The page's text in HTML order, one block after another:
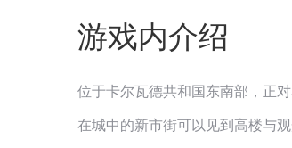
游戏内介绍
位于卡尔瓦德共和国东南部，正
在城中的新市街可以见到高楼与